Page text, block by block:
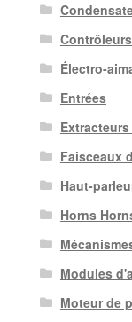
Électro-
Entrées
Faisceaux
Haut-
Horns
Modules
Moteur de